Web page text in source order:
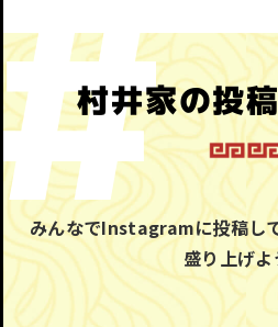
村井家の投
みんなでInstagramに投稿し
盛り上げよ